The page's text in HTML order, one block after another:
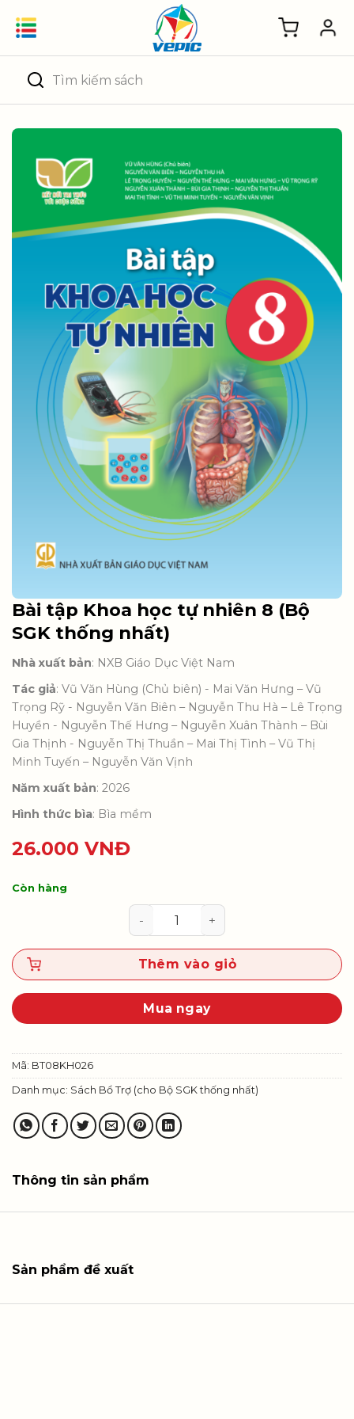
Tìm
kiếm:
Bài tập Khoa học tự nhiên 8 (Bộ
SGK thống nhất)
Nhà xuất bản: NXB Giáo Dục Việt Nam
Tác giả: Vũ Văn Hùng (Chủ biên) - Mai Văn Hưng – Vũ
Trọng Rỹ - Nguyễn Văn Biên – Nguyễn Thu Hà – Lê Trọng
Huyền - Nguyễn Thế Hưng – Nguyễn Xuân Thành – Bùi
Gia Thịnh - Nguyễn Thị Thuần – Mai Thị Tình – Vũ Thị
Minh Tuyến – Nguyễn Văn Vịnh
Năm xuất bản: 2026
Hình thức bìa: Bìa mềm
26.000 VNĐ
Còn hàng
Bài tập Khoa học tự nhiên 8 (Bộ
Thêm vào giỏ
Mua ngay
Mã: BT08KH026
Danh mục: Sách Bổ Trợ (cho Bộ SGK thống nhất)
Thông tin sản phẩm
Sản phẩm đề xuất